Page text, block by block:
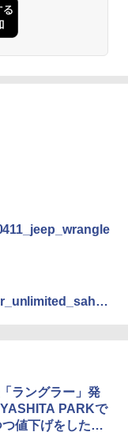
ラングラー」発
PARKで
値下げをした挑